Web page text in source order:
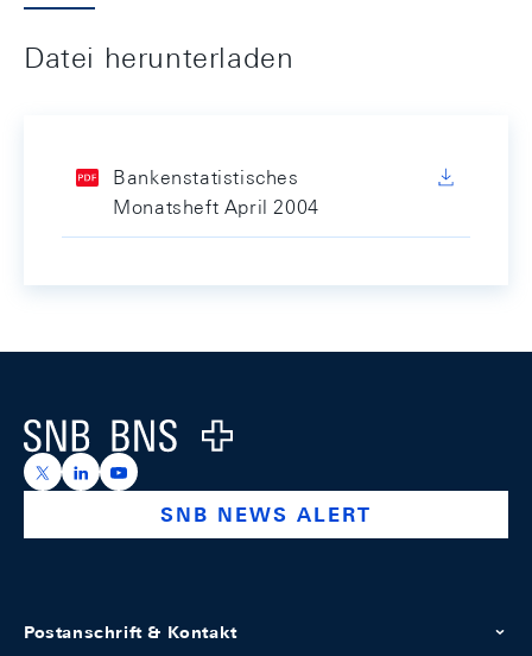
Datei herunterladen
Bankenstatistisches
Monatsheft April 2004
Logo
https://x.com/snb_bns
https://ch.linkedin.com/company/swiss-national-
https://www.youtube.com/@swissnationalbank
SNB NEWS ALERT
Postanschrift & Kontakt